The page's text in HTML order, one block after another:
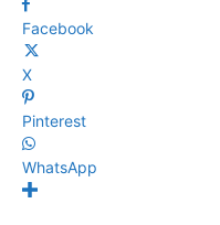
Facebook
X
Pinterest
WhatsApp